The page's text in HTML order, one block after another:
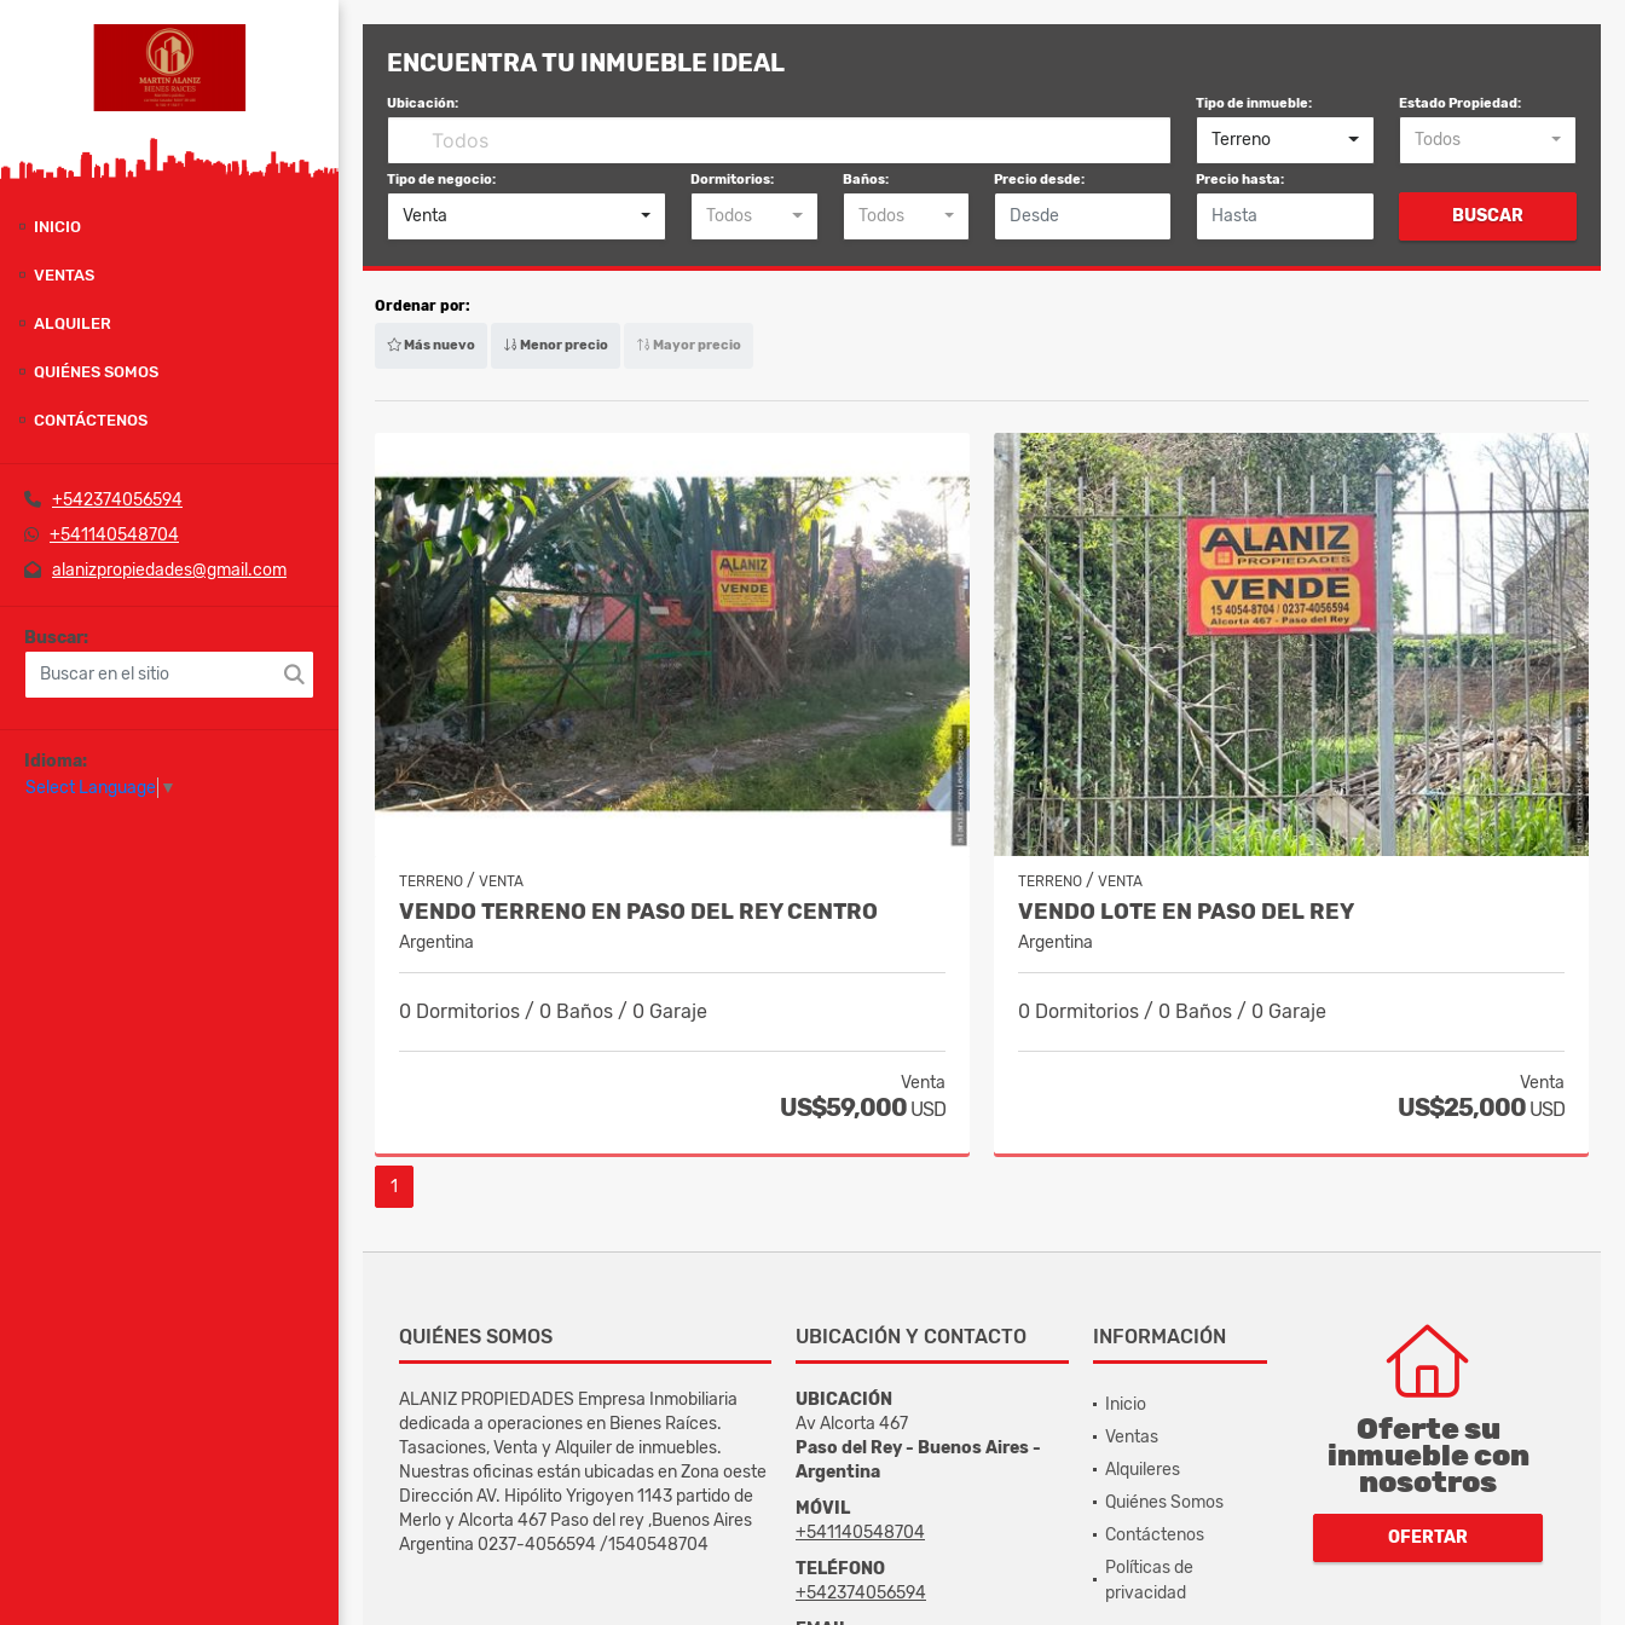
INICIO
VENTAS
ALQUILER
QUIÉNES SOMOS
CONTÁCTENOS
+542374056594
+541140548704
alanizpropiedades@gmail.com
Buscar:
Idioma:
Select Language ▼
ENCUENTRA TU INMUEBLE IDEAL
Ubicación: Tipo de inmueble:
Terreno
Estado Propiedad:
Todos
Tipo de negocio:
Venta
Dormitorios:
Todos
Baños:
Todos
Precio desde: Precio hasta:
BUSCAR
Ordenar por:
Más nuevo Menor precio Mayor precio
TERRENO / VENTA
VENDO TERRENO EN PASO DEL REY CENTRO
Argentina
0 Dormitorios / 0 Baños / 0 Garaje
Venta
US$59,000 USD
TERRENO / VENTA
VENDO LOTE EN PASO DEL REY
Argentina
0 Dormitorios / 0 Baños / 0 Garaje
Venta
US$25,000 USD
1
QUIÉNES SOMOS
ALANIZ PROPIEDADES Empresa Inmobiliaria
dedicada a operaciones en Bienes Raíces.
Tasaciones, Venta y Alquiler de inmuebles.
Nuestras oficinas están ubicadas en Zona oeste
Dirección AV. Hipólito Yrigoyen 1143 partido de
Merlo y Alcorta 467 Paso del rey ,Buenos Aires
Argentina 0237-4056594 /1540548704
UBICACIÓN Y CONTACTO
UBICACIÓN
Av Alcorta 467
Paso del Rey - Buenos Aires -
Argentina
MÓVIL
+541140548704
TELÉFONO
+542374056594
INFORMACIÓN
Inicio
Ventas
Alquileres
Quiénes Somos
Contáctenos
Políticas de
privacidad
Oferte su
inmueble con
nosotros
OFERTAR